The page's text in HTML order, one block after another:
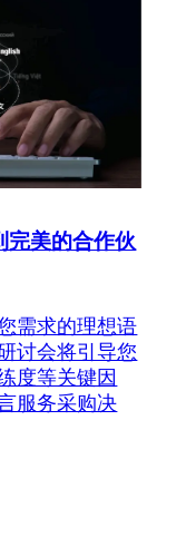
完美的合作伙
需求的理想语
讨会将引导您
度等关键因
服务采购决